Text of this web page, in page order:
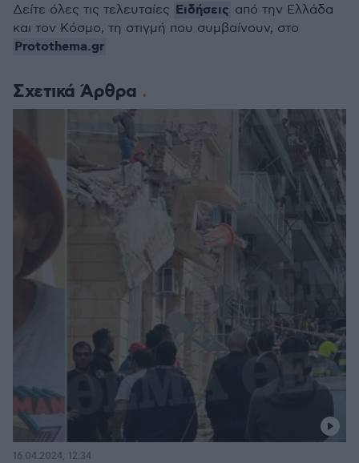
Σχετικά Άρθρα
16.04.2024, 12:34
Δείτε όλες τις τελευταίες Ειδήσεις από την Ελλάδα
και τον Κόσμο, τη στιγμή που συμβαίνουν, στο
Protothema.gr